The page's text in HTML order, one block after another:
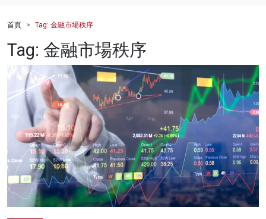
財經
健康
商業
科技
影片
名家榜
灼見活動
首頁 Tag: 金融市場秩序
Tag: 金融市場秩序